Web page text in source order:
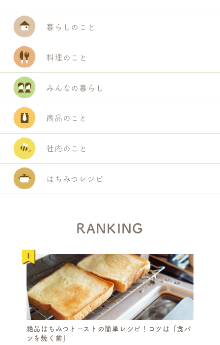
暮らしのこと
料理のこと
みんなの暮らし
商品のこと
社内のこと
はちみつレシピ
RANKING
絶品はちみつトーストの簡単レシピ！コツは「食パ
ンを焼く前」
A
R
C
H